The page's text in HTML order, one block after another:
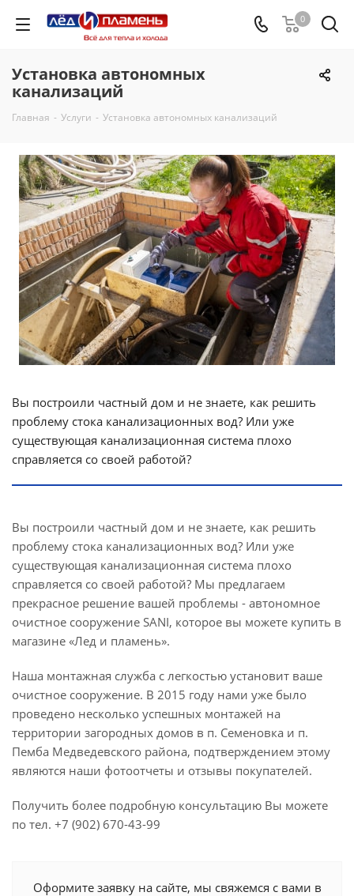
0
Установка автономных
канализаций
Главная - Услуги - Установка автономных канализаций
Вы построили частный дом и не знаете, как решить
проблему стока канализационных вод? Или уже
существующая канализационная система плохо
справляется со своей работой?
Вы построили частный дом и не знаете, как решить
проблему стока канализационных вод? Или уже
существующая канализационная система плохо
справляется со своей работой? Мы предлагаем
прекрасное решение вашей проблемы - автономное
очистное сооружение SANI, которое вы можете купить в
магазине «Лед и пламень».
Наша монтажная служба с легкостью установит ваше
очистное сооружение. В 2015 году нами уже было
проведено несколько успешных монтажей на
территории загородных домов в п. Семеновка и п.
Пемба Медведевского района, подтверждением этому
являются наши фотоотчеты и отзывы покупателей.
Получить более подробную консультацию Вы можете
по тел. +7 (902) 670-43-99
Оформите заявку на сайте, мы свяжемся с вами в